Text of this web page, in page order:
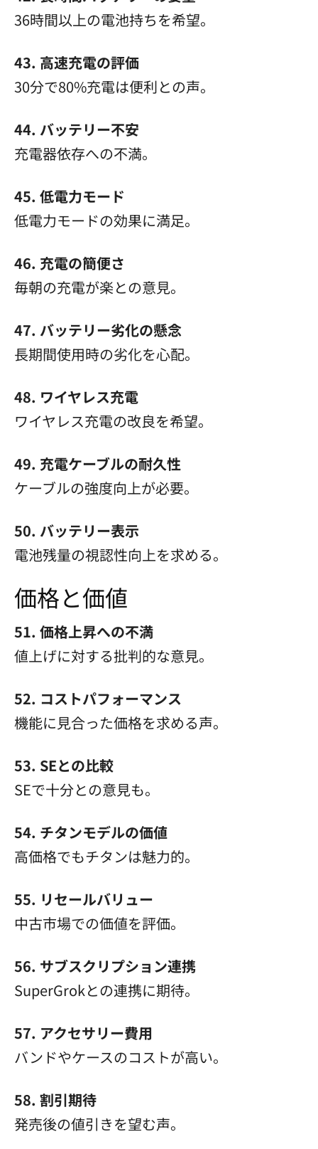
36時間以上の電池持ちを希望。
43. 高速充電の評価
30分で80%充電は便利との声。
44. バッテリー不安
充電器依存への不満。
45. 低電力モード
低電力モードの効果に満足。
46. 充電の簡便さ
毎朝の充電が楽との意見。
47. バッテリー劣化の懸念
長期間使用時の劣化を心配。
48. ワイヤレス充電
ワイヤレス充電の改良を希望。
49. 充電ケーブルの耐久性
ケーブルの強度向上が必要。
50. バッテリー表示
電池残量の視認性向上を求める。
価格と価値
51. 価格上昇への不満
値上げに対する批判的な意見。
52. コストパフォーマンス
機能に見合った価格を求める声。
53. SEとの比較
SEで十分との意見も。
54. チタンモデルの価値
高価格でもチタンは魅力的。
55. リセールバリュー
中古市場での価値を評価。
56. サブスクリプション連携
SuperGrokとの連携に期待。
57. アクセサリー費用
バンドやケースのコストが高い。
58. 割引期待
発売後の値引きを望む声。